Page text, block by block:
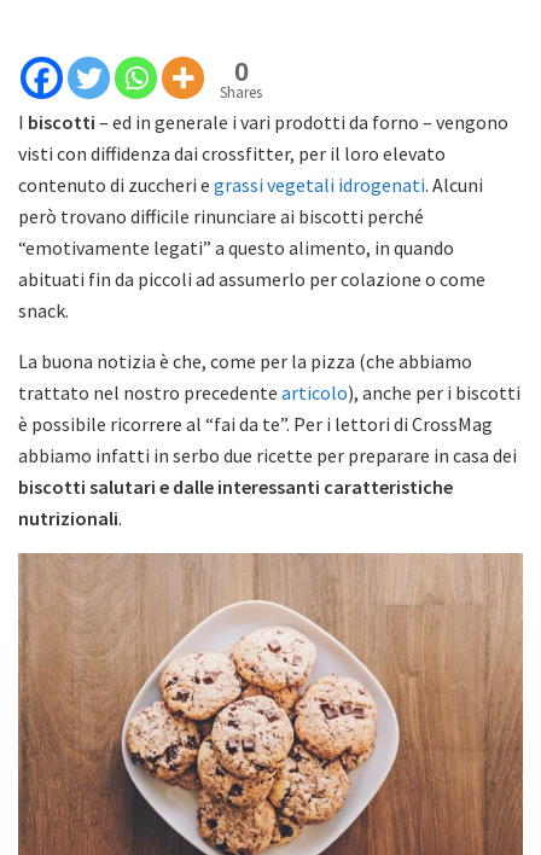
0
Shares
I biscotti – ed in generale i vari prodotti da forno – vengono
visti con diffidenza dai crossfitter, per il loro elevato
contenuto di zuccheri e grassi vegetali idrogenati. Alcuni
però trovano difficile rinunciare ai biscotti perché
“emotivamente legati” a questo alimento, in quando
abituati fin da piccoli ad assumerlo per colazione o come
snack.
La buona notizia è che, come per la pizza (che abbiamo
trattato nel nostro precedente articolo), anche per i biscotti
è possibile ricorrere al “fai da te”. Per i lettori di CrossMag
abbiamo infatti in serbo due ricette per preparare in casa dei
biscotti salutari e dalle interessanti caratteristiche
nutrizionali.